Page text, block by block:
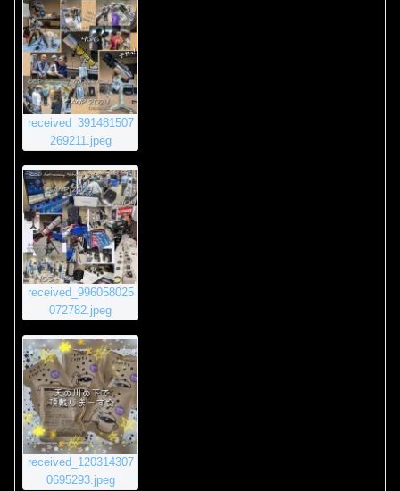
received_391481507
269211.jpeg
received_996058025
072782.jpeg
received_120314307
0695293.jpeg